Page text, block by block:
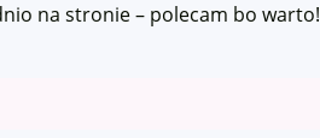
na stronie – polecam bo warto!